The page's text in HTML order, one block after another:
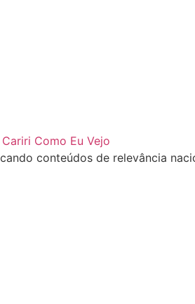
conteúdos de relevância